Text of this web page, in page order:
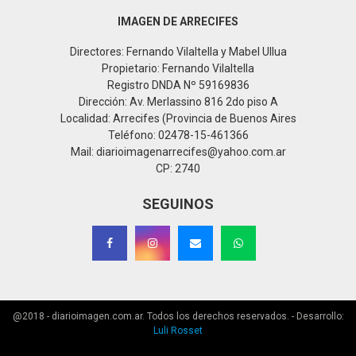
IMAGEN DE ARRECIFES
Directores: Fernando Vilaltella y Mabel Ullua
Propietario: Fernando Vilaltella
Registro DNDA Nº 59169836
Dirección: Av. Merlassino 816 2do piso A
Localidad: Arrecifes (Provincia de Buenos Aires
Teléfono: 02478-15-461366
Mail: diarioimagenarrecifes@yahoo.com.ar
CP: 2740
SEGUINOS
@2018 - diarioimagen.com.ar. Todos los derechos reservados. - Desarrollo:
Luli Rosset